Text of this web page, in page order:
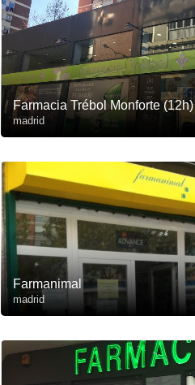
Farmacia Trébol Monforte (12h)
madrid
Farmanimal
madrid